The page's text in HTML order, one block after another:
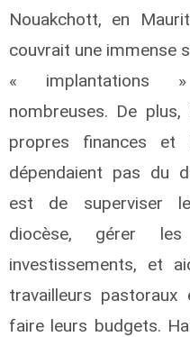
Nouakchott, en
couvrait une immense
« implantations
nombreuses. De
propres finances et
dépendaient pas du
est de superviser
diocèse, gérer
investissements, et
travailleurs
faire leurs budgets.